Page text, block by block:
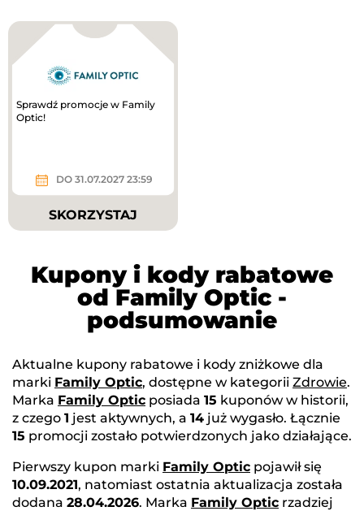
Sprawdź promocje w Family
Optic!
DO 31.07.2027 23:59
SKORZYSTAJ
Kupony i kody rabatowe
od Family Optic -
podsumowanie
Aktualne kupony rabatowe i kody zniżkowe dla
marki Family Optic, dostępne w kategorii Zdrowie.
Marka Family Optic posiada 15 kuponów w historii,
z czego 1 jest aktywnych, a 14 już wygasło. Łącznie
15 promocji zostało potwierdzonych jako działające.
Pierwszy kupon marki Family Optic pojawił się
10.09.2021, natomiast ostatnia aktualizacja została
dodana 28.04.2026. Marka Family Optic rzadziej